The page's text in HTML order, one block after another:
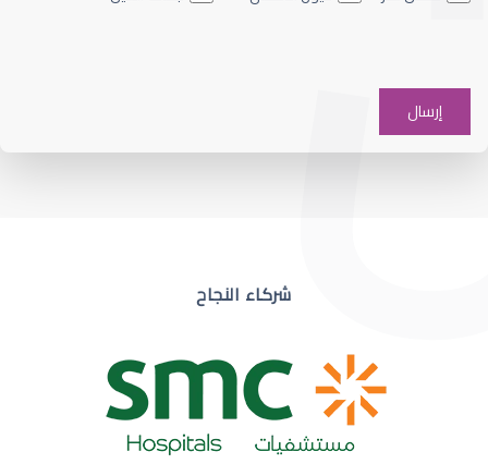
ضعف نظر مفاجئشركاء النجاح